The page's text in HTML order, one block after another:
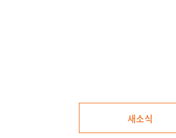
새소식